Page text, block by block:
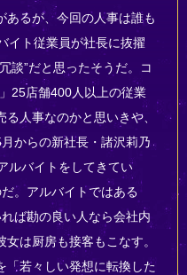
あるが、今回の人事は誰も
イト従業員が社長に抜擢
談”だと思ったそうだ。コ
25店舗400人以上の従業
人事なのかと思いきや、
からの新社長・諸沢莉乃
ルバイトをしてきてい
。アルバイトではある
ば勘の良い人なら会社内
は厨房も接客もこなす。
「若々しい発想に転換した